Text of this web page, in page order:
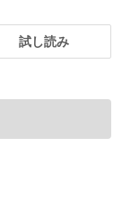
試し読み